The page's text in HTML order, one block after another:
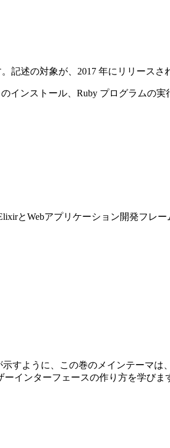
述の対象が、2017 年にリリースさ
インストール、Ruby プログラムの
とWebアプリケーション開発フレー
すように、この巻のメインテーマ
インターフェースの作り方を学びま